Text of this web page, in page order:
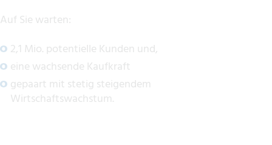
Auf Sie warten:
2,1 Mio. potentielle Kunden und,
eine wachsende Kaufkraft
gepaart mit stetig steigendem
Wirtschaftswachstum.